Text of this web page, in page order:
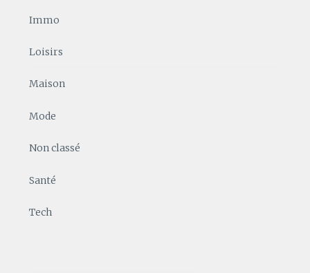
Immo
Loisirs
Maison
Mode
Non classé
Santé
Tech